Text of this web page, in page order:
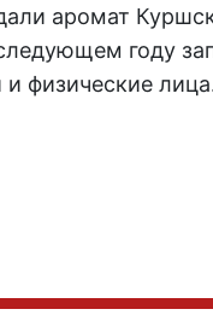
аромат
году
физические